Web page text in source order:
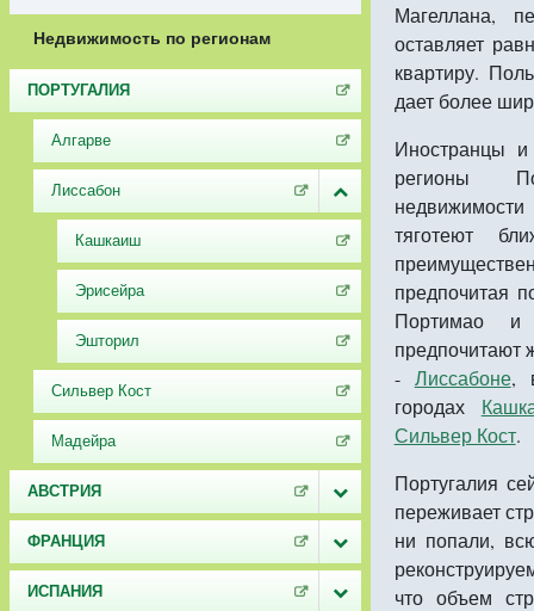
Недвижимость по регионам
ПОРТУГАЛИЯ
Алгарве
Лиссабон
Кашкаиш
Эрисейра
Эшторил
Сильвер Кост
Мадейра
АВСТРИЯ
ФРАНЦИЯ
ИСПАНИЯ
Магеллана,
оставляет
квартиру.
дает более
Иностранцы и
регионы
тяготеют
предпочитая
Портимао и
предпочитают
- Лиссабоне,
городах
Сильвер Кост.
Португалия
переживает
ни попали,
что объем